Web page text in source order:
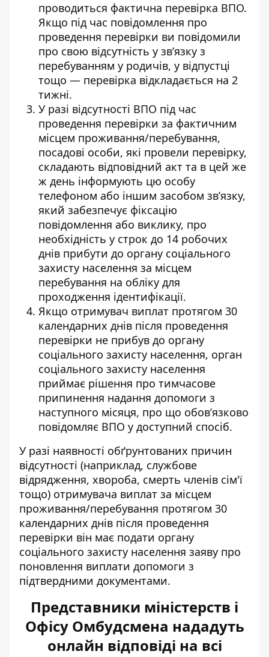
проводиться фактична перевірка ВПО.
Якщо під час повідомлення про
проведення перевірки ви повідомили
про свою відсутність у зв’язку з
перебуванням у родичів, у відпустці
тощо — перевірка відкладається на 2
тижні.
У разі відсутності ВПО під час
проведення перевірки за фактичним
місцем проживання/перебування,
посадові особи, які провели перевірку,
складають відповідний акт та в цей же
ж день інформують цю особу
телефоном або іншим засобом зв’язку,
який забезпечує фіксацію
повідомлення або виклику, про
необхідність у строк до 14 робочих
днів прибути до органу соціального
захисту населення за місцем
перебування на обліку для
проходження ідентифікації.
Якщо отримувач виплат протягом 30
календарних днів після проведення
перевірки не прибув до органу
соціального захисту населення, орган
соціального захисту населення
приймає рішення про тимчасове
припинення надання допомоги з
наступного місяця, про що обов’язково
повідомляє ВПО у доступний спосіб.
У разі наявності обґрунтованих причин
відсутності (наприклад, службове
відрядження, хвороба, смерть членів сім'ї
тощо) отримувача виплат за місцем
проживання/перебування протягом 30
календарних днів після проведення
перевірки він має подати органу
соціального захисту населення заяву про
поновлення виплати допомоги з
підтвердними документами.
Представники міністерств і
Офісу Омбудсмена нададуть
онлайн відповіді на всі